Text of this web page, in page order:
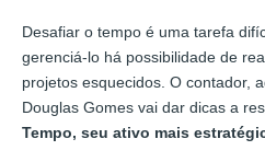
Desafiar o tempo é uma tarefa
gerenciá-lo há possibilidade de
projetos esquecidos. O contador,
Douglas Gomes vai dar dicas a
Tempo, seu ativo mais